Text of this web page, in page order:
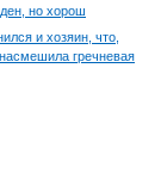
но хорош
и хозяин, что,
гречневая